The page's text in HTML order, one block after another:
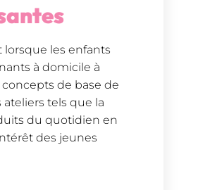
lorsque les enfants
à domicile à
de base de
tels que la
du quotidien en
des jeunes